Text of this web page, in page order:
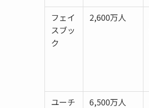
フェイ
スブッ
ク
2,600万人
ユーチ
6,500万人